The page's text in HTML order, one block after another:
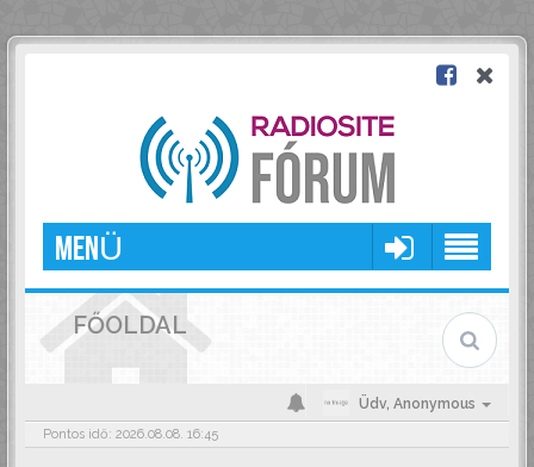
MENÜ
FŐOLDAL
Üdv, Anonymous
Pontos idő: 2026.08.08. 16:45